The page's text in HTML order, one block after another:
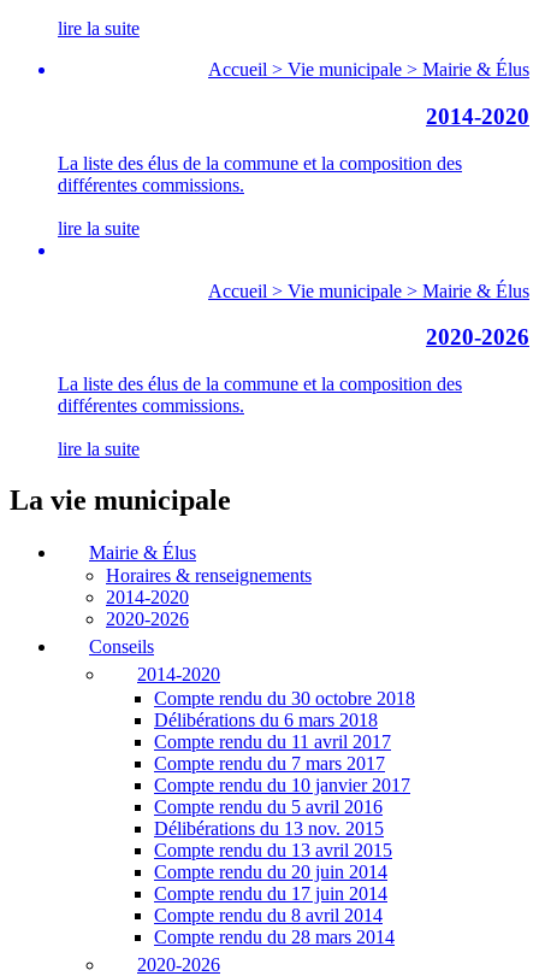
lire la suite
Accueil > Vie municipale > Mairie & Élus
2014-2020
La liste des élus de la commune et la composition des
différentes commissions.
lire la suite
Accueil > Vie municipale > Mairie & Élus
2020-2026
La liste des élus de la commune et la composition des
différentes commissions.
lire la suite
La vie municipale
Mairie & Élus
Horaires & renseignements
2014-2020
2020-2026
Conseils
2014-2020
Compte rendu du 30 octobre 2018
Délibérations du 6 mars 2018
Compte rendu du 11 avril 2017
Compte rendu du 7 mars 2017
Compte rendu du 10 janvier 2017
Compte rendu du 5 avril 2016
Délibérations du 13 nov. 2015
Compte rendu du 13 avril 2015
Compte rendu du 20 juin 2014
Compte rendu du 17 juin 2014
Compte rendu du 8 avril 2014
Compte rendu du 28 mars 2014
2020-2026